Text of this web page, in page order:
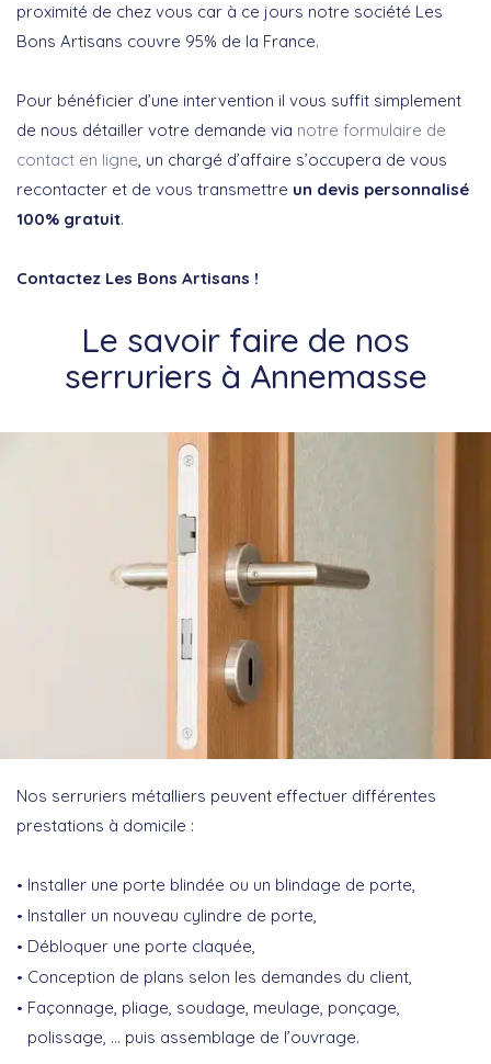
proximité de chez vous car à ce jours notre société Les
Bons Artisans couvre 95% de la France.
Pour bénéficier d’une intervention il vous suffit simplement
de nous détailler votre demande via notre formulaire de
contact en ligne, un chargé d’affaire s’occupera de vous
recontacter et de vous transmettre un devis personnalisé
100% gratuit.
Contactez Les Bons Artisans !
Le savoir faire de nos
serruriers à Annemasse
Nos serruriers métalliers peuvent effectuer différentes
prestations à domicile :
Installer une porte blindée ou un blindage de porte,
Installer un nouveau cylindre de porte,
Débloquer une porte claquée,
Conception de plans selon les demandes du client,
Façonnage, pliage, soudage, meulage, ponçage,
polissage, … puis assemblage de l’ouvrage.